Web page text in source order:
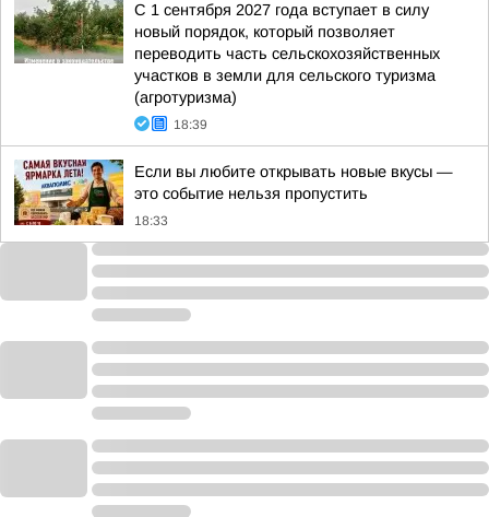
С 1 сентября 2027 года вступает в силу
новый порядок, который позволяет
переводить часть сельскохозяйственных
участков в земли для сельского туризма
(агротуризма)
18:39
Если вы любите открывать новые вкусы —
это событие нельзя пропустить
18:33